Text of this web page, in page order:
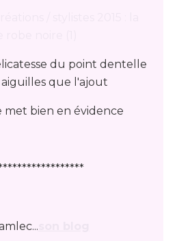
du point dentelle
aiguilles que l'ajout
met bien en évidence